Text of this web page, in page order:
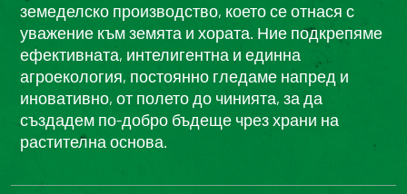
земеделско производство, което се отнася с
уважение към земята и хората. Ние подкрепяме
ефективната, интелигентна и единна
агроекология, постоянно гледаме напред и
иновативно, от полето до чинията, за да
създадем по-добро бъдеще чрез храни на
растителна основа.